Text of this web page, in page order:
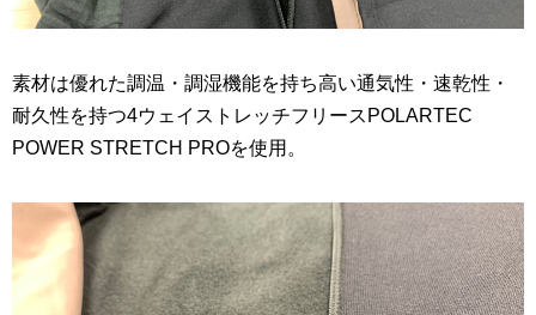
素材は優れた調温・調湿機能を持ち高い通気性・速乾性・
耐久性を持つ4ウェイストレッチフリースPOLARTEC
POWER STRETCH PROを使用。